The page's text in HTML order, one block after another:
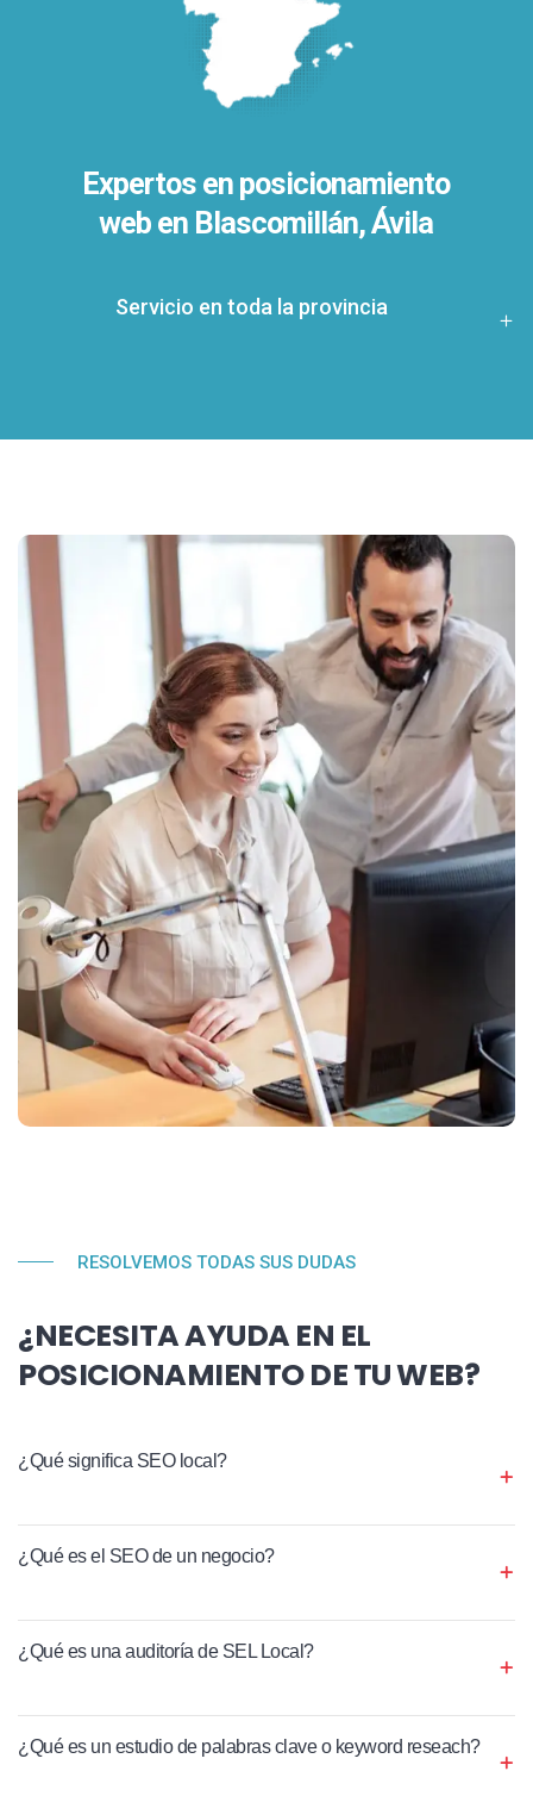
Expertos en posicionamiento
web en Blascomillán, Ávila
Servicio en toda la provincia
RESOLVEMOS TODAS SUS DUDAS
¿NECESITA AYUDA EN EL
POSICIONAMIENTO DE TU WEB?
¿Qué significa SEO local?
¿Qué es el SEO de un negocio?
¿Qué es una auditoría de SEL Local?
¿Qué es un estudio de palabras clave o keyword reseach?